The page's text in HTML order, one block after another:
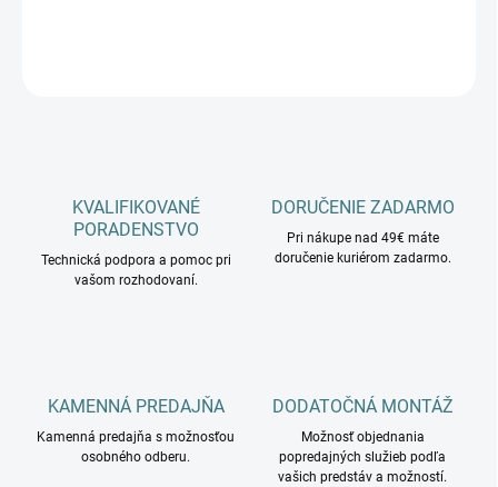
KVALIFIKOVANÉ
PORADENSTVO
Technická podpora a pomoc pri
vašom rozhodovaní.
DORUČENIE ZADARMO
Pri nákupe nad 49€ máte
doručenie kuriérom zadarmo.
KAMENNÁ PREDAJŇA
Kamenná predajňa s možnosťou
osobného odberu.
DODATOČNÁ MONTÁŽ
Možnosť objednania
popredajných služieb podľa
vašich predstáv a možností.